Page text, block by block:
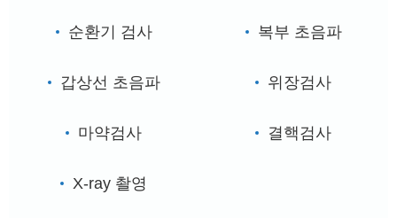
순환기 검사 복부 초음파
갑상선 초음파 위장검사
마약검사 결핵검사
X-ray 촬영